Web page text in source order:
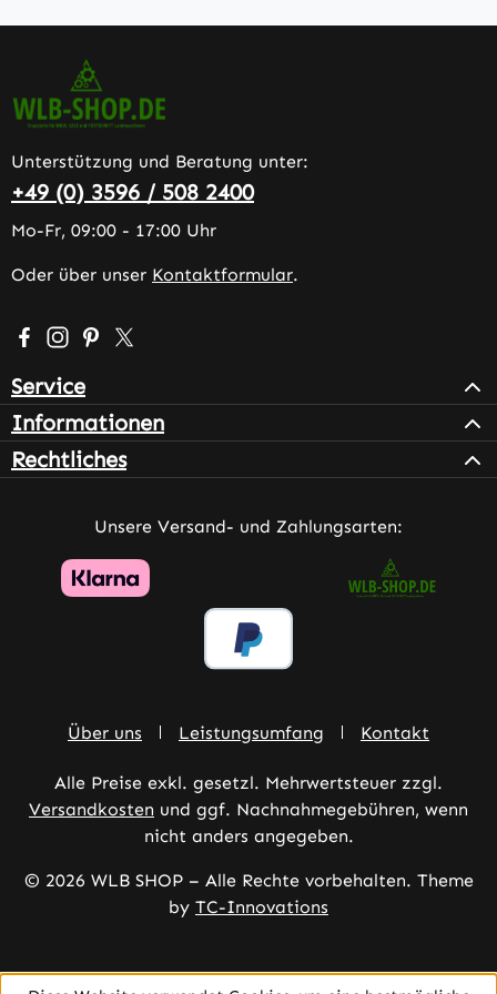
Unterstützung und Beratung unter:
+49 (0) 3596 / 508 2400
Mo-Fr, 09:00 - 17:00 Uhr
Oder über unser Kontaktformular.
Besuche uns auf Facebook – öffnet in neuem Tab
Schau auf Instagram vorbei – öffnet in neuem Tab
Lass dich auf Pinterest inspirieren – öffnet in
Folge uns auf X – öffnet in neuem Tab
Service
Informationen
Rechtliches
Unsere Versand- und Zahlungsarten:
Über uns Leistungsumfang Kontakt
Alle Preise exkl. gesetzl. Mehrwertsteuer zzgl.
Versandkosten und ggf. Nachnahmegebühren, wenn
nicht anders angegeben.
© 2026 WLB SHOP – Alle Rechte vorbehalten. Theme
by TC-Innovations